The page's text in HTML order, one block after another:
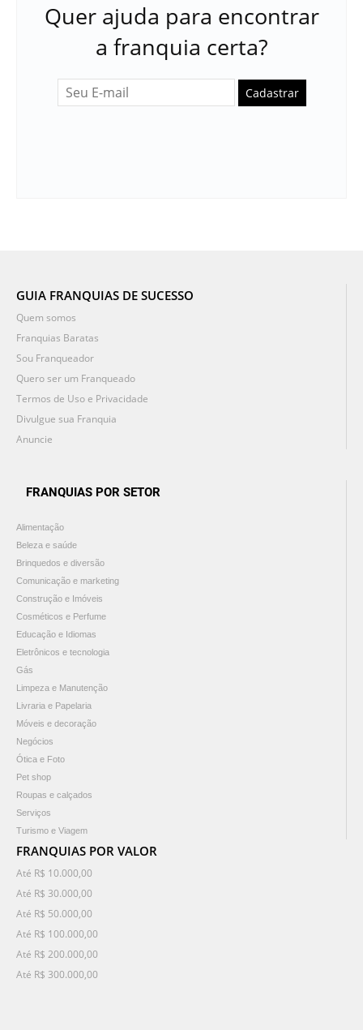
Quer ajuda para encontrar
a franquia certa?
Cadastrar
GUIA FRANQUIAS DE SUCESSO
Quem somos
Franquias Baratas
Sou Franqueador
Quero ser um Franqueado
Termos de Uso e Privacidade
Divulgue sua Franquia
Anuncie
FRANQUIAS POR SETOR
Alimentação
Beleza e saúde
Brinquedos e diversão
Comunicação e marketing
Construção e Imóveis
Cosméticos e Perfume
Educação e Idiomas
Eletrônicos e tecnologia
Gás
Limpeza e Manutenção
Livraria e Papelaria
Móveis e decoração
Negócios
Ótica e Foto
Pet shop
Roupas e calçados
Serviços
Turismo e Viagem
FRANQUIAS POR VALOR
Até R$ 10.000,00
Até R$ 30.000,00
Até R$ 50.000,00
Até R$ 100.000,00
Até R$ 200.000,00
Até R$ 300.000,00